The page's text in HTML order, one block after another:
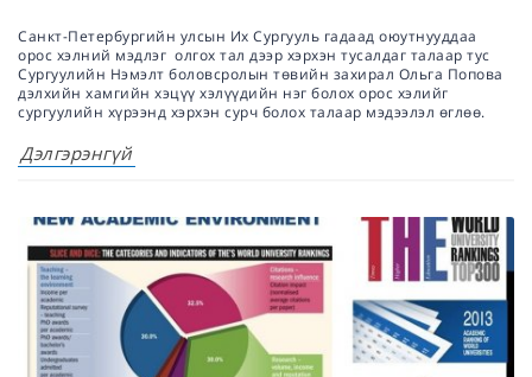
Санкт-Петербургийн улсын Их Сургууль гадаад оюутнууддаа
орос хэлний мэдлэг олгох тал дээр хэрхэн тусалдаг талаар тус
Сургуулийн Нэмэлт боловсролын төвийн захирал Ольга Попова
дэлхийн хамгийн хэцүү хэлүүдийн нэг болох орос хэлийг
сургуулийн хүрээнд хэрхэн сурч болох талаар мэдээлэл өглөө.
Дэлгэрэнгүй